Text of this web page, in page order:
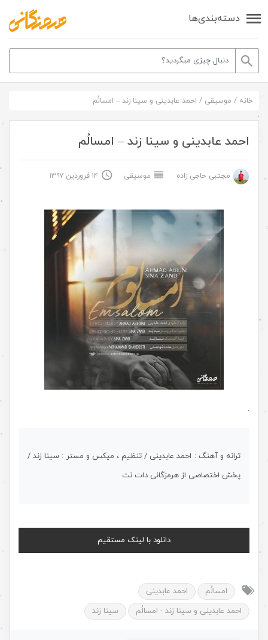
دسته‌بندی‌ها
خانه / موسیقی / احمد عابدینی و سینا زند – امسالُم
احمد عابدینی و سینا زند – امسالُم
مجتبی حاجی زاده موسیقی ۱۴ فروردین ۱۳۹۷
.
ترانه و آهنگ : احمد عابدینی / تنظیم ، میکس و مستر : سینا زند /
پخش اختصاصی از هرمزگانی دات نت
دانلود با لینک مستقیم
امسالُم
احمد عابدینی
احمد عابدینی و سینا زند - امسالُم
سینا زند